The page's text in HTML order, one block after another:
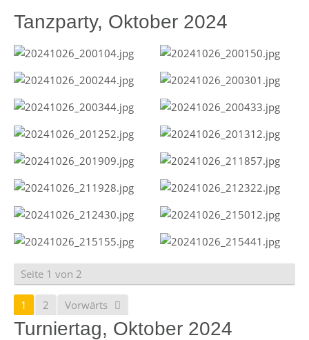
Tanzparty, Oktober 2024
Seite 1 von 2
1 2 Vorwärts
Turniertag, Oktober 2024